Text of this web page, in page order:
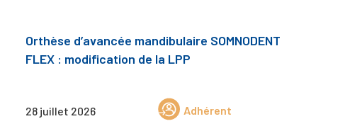
Orthèse d’avancée mandibulaire SOMNODENT
FLEX : modification de la LPP
28 juillet 2026 Adhérent